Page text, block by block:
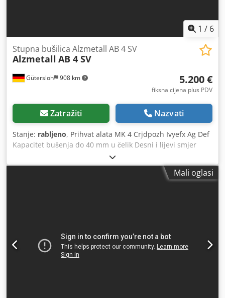
1 / 6
Gütersloh 908 km
Stupna bušilica Alzmetall AB 4 SV
Alzmetall AB 4 SV
5.200 €
fiksna cijena plus PDV
Zatražiti Nazvati
Stanje: rabljeno, Prihvat alata MK 4 Crjdpozh Ivyefx Ag Def
Kapacitet bušenja do 40 mm u čelik Desni i lijevi smjer
vrtnje Beskonačna regulacija broja okretaja s prikazom
Automatski posmak
Mali oglasi